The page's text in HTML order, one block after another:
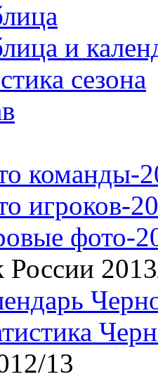
и
сезона
команды-
игроков-
фото-
России
13